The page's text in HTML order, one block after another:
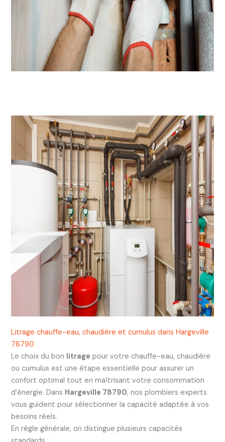
Litrage chauffe-eau, chaudière et cumulus dans Hargeville
78790
Le choix du bon litrage pour votre chauffe-eau, chaudière
ou cumulus est une étape essentielle pour assurer un
confort optimal tout en maîtrisant votre consommation
d’énergie. Dans Hargeville 78790, nos plombiers experts
vous guident pour sélectionner la capacité adaptée à vos
besoins réels.
En règle générale, on distingue plusieurs capacités